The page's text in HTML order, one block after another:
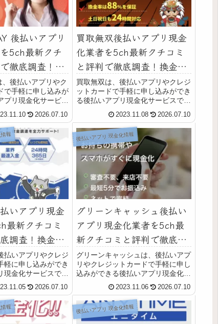
後払いアプリ
5ch最新クチ
徹底調査！換
も解説
、後払いアプリやク
で手軽に申し込みが
プリ現金化サービス
PAYでは最短５分で
れ、即日現金化がで
PAYでは最短５分
れ、即日現金化が
2026.07.10
買取無双後払いアプリ現金
化業者を5ch最新クチコミ
と評判で徹底調査！換金率
や安全性も解説
買取無双は、後払いアプリやクレジ
ットカードで手軽に申し込みができ
る後払いアプリ現金化サービスで
す。買取無双は、後払いアプリやク
レジットカードで手軽に申し込みが
できる後払いアプリ現金化サービス
です。買取無双では最短３０分で代
金が振り込まれ、即...
2023.11.08 2026.07.10
報
いアプリ現金
最新クチコミ
調査！換金率
説
払いアプリやクレジ
軽に申し込みができ
現金化サービスで
は５〜３０分で代金
即日現金化ができま
、すぐマネの後払
ービスを使って即
法や...
2026.07.10
後払いアプリ 現金化情報
グリーンキャッシュ後払い
アプリ現金化業者を5ch最
新クチコミと評判で徹底調
査！換金率や安全性も解説
グリーンキャッシュは、後払いアプ
リやクレジットカードで手軽に申し
込みができる後払いアプリ現金化サ
ービスです。グリーンキャッシュ
は、後払いアプリやクレジットカー
ドで手軽に申し込みができる後払い
アプリ現金化サービスです。グリー
ンキャッシュでは最...
2023.11.06 2026.07.10
報 後払いアプリ 現金化情報